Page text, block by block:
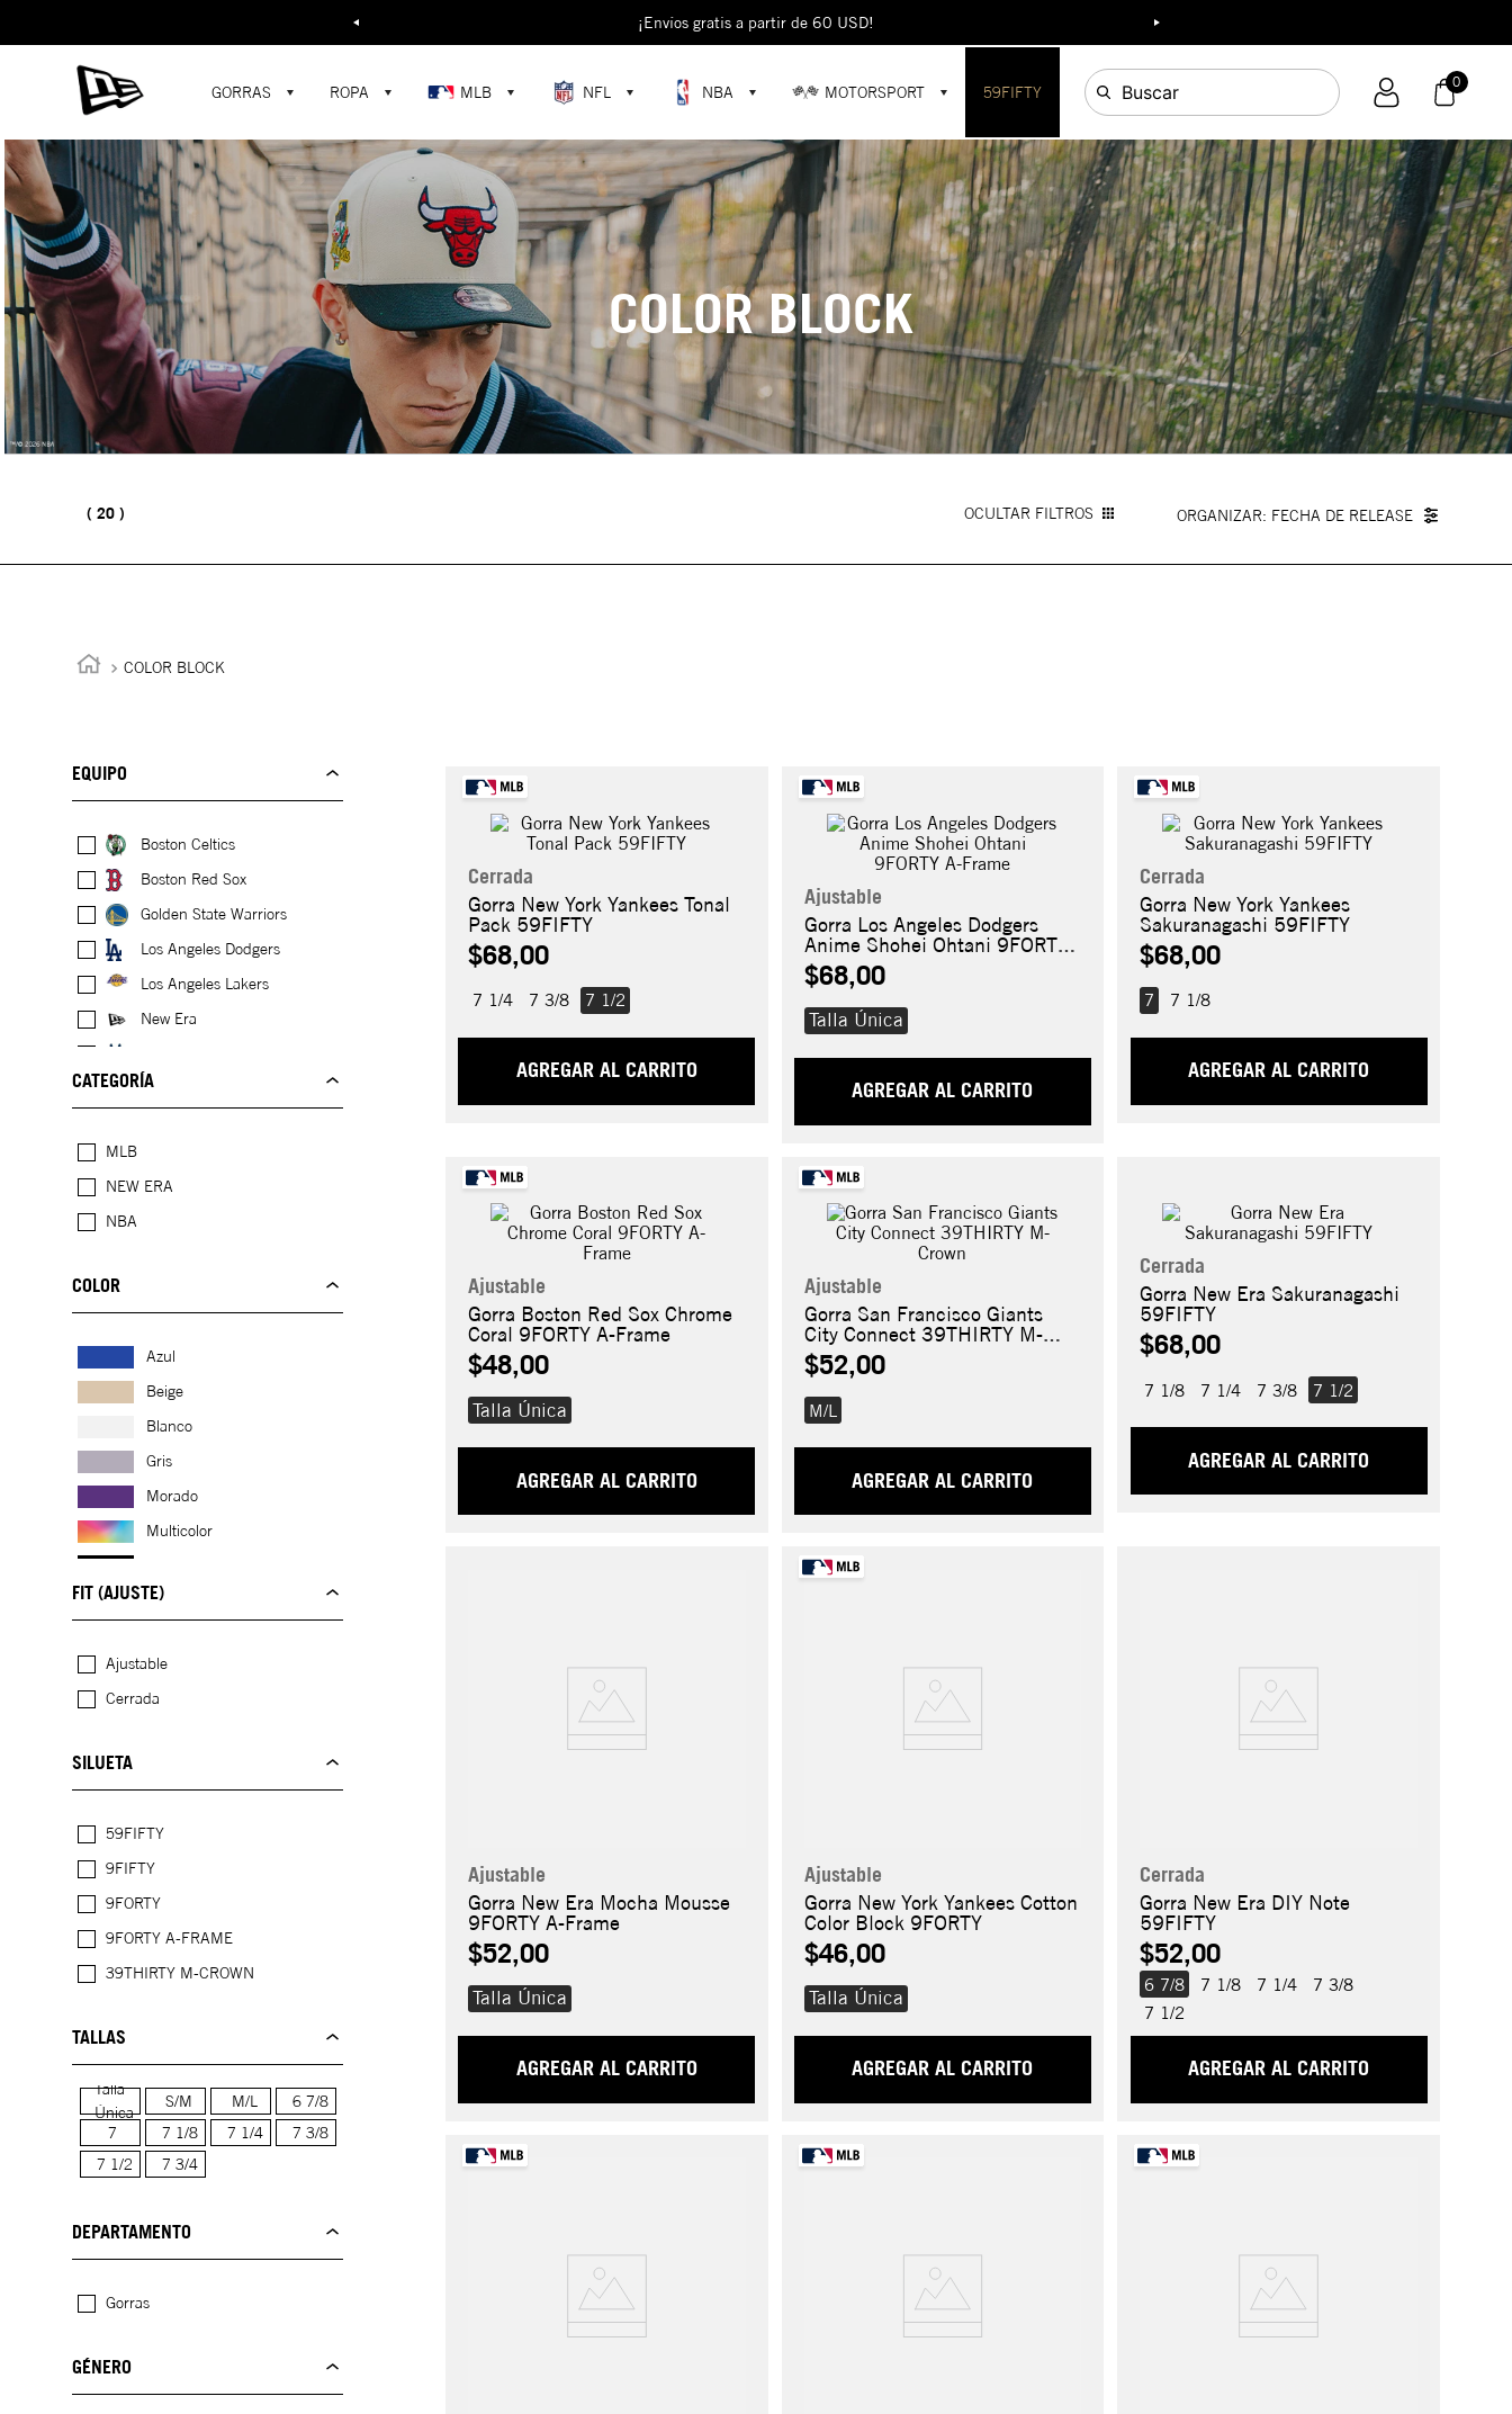
Buscar... ¡Envíos gratis a partir de 60 USD!
GORRAS ROPA MLB NFL NBA MOTORSPORT 59FIFTY Buscar 0
COLOR BLOCK
20 OCULTAR FILTROS FECHA DE RELEASE
COLOR BLOCK
EQUIPO
Boston Celtics
Boston Red Sox
Golden State Warriors
Los Angeles Dodgers
Los Angeles Lakers
New Era
Oakland Athletics
CATEGORÍA
MLB
NEW ERA
NBA
COLOR
Azul
Beige
Blanco
Gris
Morado
Multicolor
Verde
FIT (AJUSTE)
Ajustable
Cerrada
SILUETA
59FIFTY
9FIFTY
9FORTY
9FORTY A-FRAME
39THIRTY M-CROWN
TALLAS
6 7/8
7
7 1/2
7 1/4
7 1/8
7 3/4
7 3/8
M/L
Talla
Única
S/M
DEPARTAMENTO
Gorras
GÉNERO
Cerrada
Gorra New York Yankees Tonal
Pack 59FIFTY
$68,00
7 1/2
7 1/4 7 3/8
AGREGAR AL CARRITO
Ajustable
Gorra Los Angeles Dodgers
Anime Shohei Ohtani 9FORTY
A-Frame
$68,00
Talla Única
AGREGAR AL CARRITO
Cerrada
Gorra New York Yankees
Sakuranagashi 59FIFTY
$68,00
7 7 1/8
AGREGAR AL CARRITO
Ajustable
Gorra Boston Red Sox Chrome
Coral 9FORTY A-Frame
$48,00
Talla Única
AGREGAR AL CARRITO
Ajustable
Gorra San Francisco Giants
City Connect 39THIRTY M-
Crown
$52,00
M/L
AGREGAR AL CARRITO
Cerrada
Gorra New Era Sakuranagashi
59FIFTY
$68,00
7 1/2
7 1/4
7 1/8 7 3/8
AGREGAR AL CARRITO
Ajustable
Gorra New Era Mocha Mousse
9FORTY A-Frame
$52,00
Talla Única
AGREGAR AL CARRITO
Ajustable
Gorra New York Yankees Cotton
Color Block 9FORTY
$46,00
Talla Única
AGREGAR AL CARRITO
Cerrada
Gorra New Era DIY Note
59FIFTY
$52,00
6 7/8
7 1/2
7 1/4
7 1/8 7 3/8
AGREGAR AL CARRITO